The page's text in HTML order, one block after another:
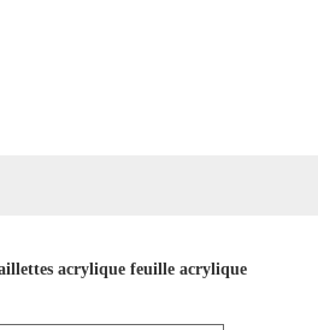
acrylique feuille acrylique